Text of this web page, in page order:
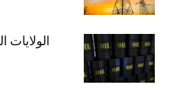
الولايات